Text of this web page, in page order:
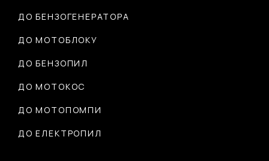
ДО БЕНЗОГЕНЕРАТОРА
ДО МОТОБЛОКУ
ДО БЕНЗОПИЛ
ДО МОТОКОС
ДО МОТОПОМПИ
ДО ЕЛЕКТРОПИЛ